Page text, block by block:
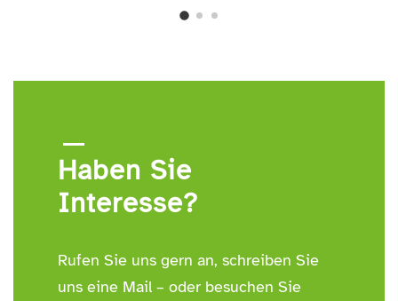
Haben Sie
Interesse?
Rufen Sie uns gern an, schreiben Sie
uns eine Mail – oder besuchen Sie